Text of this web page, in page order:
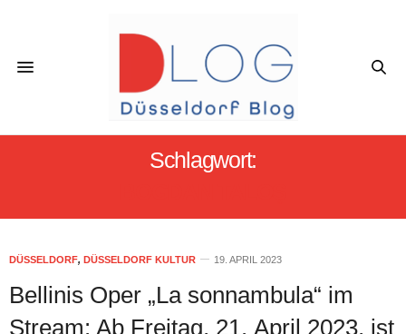
Schlagwort:
DÜSSELDORF, DÜSSELDORF KULTUR 19. APRIL 2023
Bellinis Oper „La sonnambula“ im
Stream: Ab Freitag, 21. April 2023, ist